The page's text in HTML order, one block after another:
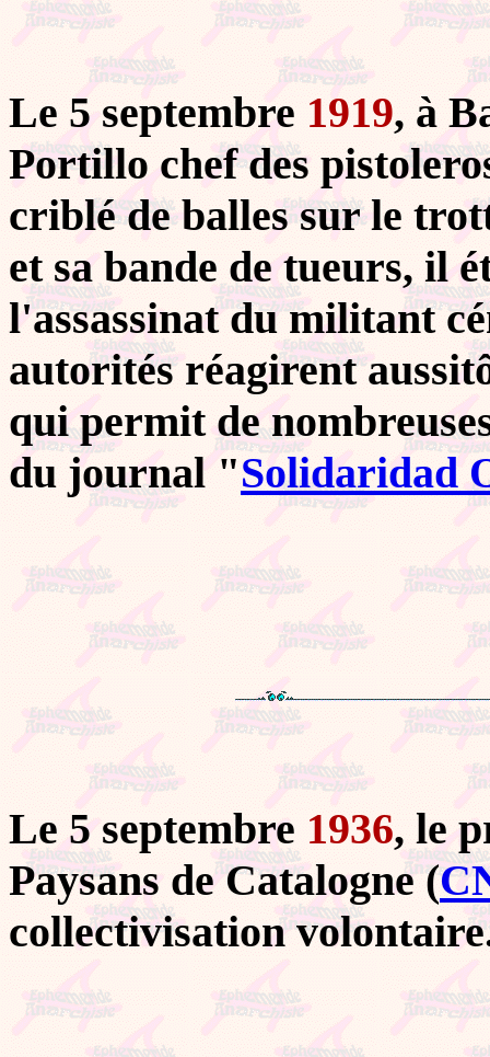
Le 5 septembre 1919, à
Portillo chef des
criblé de balles sur le
et sa bande de tueurs, il
l'assassinat du militant
autorités réagirent
qui permit de
du journal "Solidaridad
Le 5 septembre 1936, le
Paysans de Catalogne (
collectivisation